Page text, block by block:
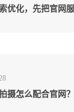
优化，先把官网
摄怎么配合官网